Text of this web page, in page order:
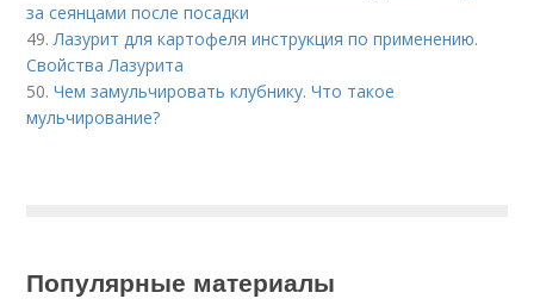
за сеянцами после посадки
49.Лазурит для картофеля инструкция по применению.
Свойства Лазурита
50.Чем замульчировать клубнику. Что такое
мульчирование?
Популярные материалы